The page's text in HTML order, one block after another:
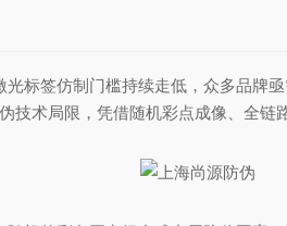
签仿制门槛持续走低，众多品牌亟
技术局限，凭借随机彩点成像、全